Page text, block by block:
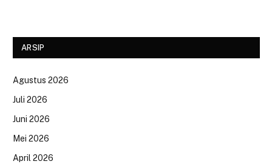
ARSIP
Agustus 2026
Juli 2026
Juni 2026
Mei 2026
April 2026